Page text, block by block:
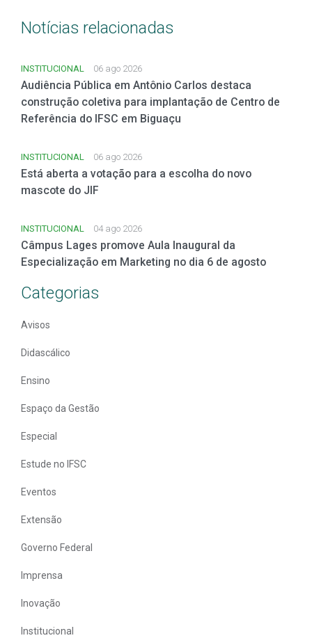
Notícias relacionadas
INSTITUCIONAL 06 ago 2026
Audiência Pública em Antônio Carlos destaca
construção coletiva para implantação de Centro de
Referência do IFSC em Biguaçu
INSTITUCIONAL 06 ago 2026
Está aberta a votação para a escolha do novo
mascote do JIF
INSTITUCIONAL 04 ago 2026
Câmpus Lages promove Aula Inaugural da
Especialização em Marketing no dia 6 de agosto
Categorias
Avisos
Didascálico
Ensino
Espaço da Gestão
Especial
Estude no IFSC
Eventos
Extensão
Governo Federal
Imprensa
Inovação
Institucional